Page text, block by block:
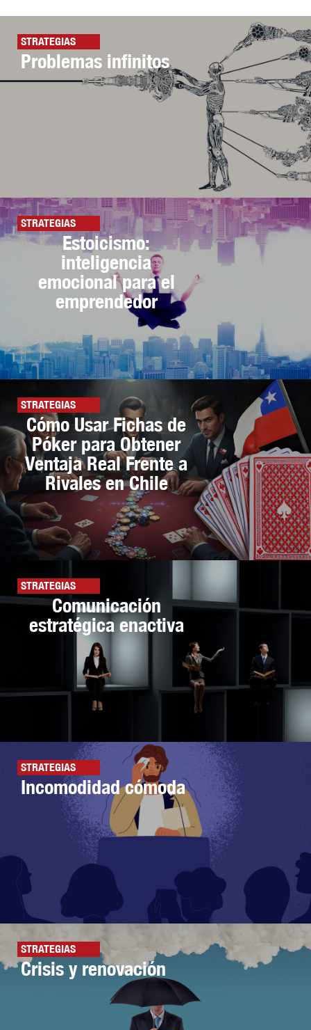
STRATEGIAS
Problemas infinitos
STRATEGIAS
Estoicismo:
inteligencia
emocional para el
emprendedor
STRATEGIAS
Cómo Usar Fichas de
Póker para Obtener
Ventaja Real Frente a
Rivales en Chile
STRATEGIAS
Comunicación
estratégica enactiva
STRATEGIAS
Incomodidad cómoda
STRATEGIAS
Crisis y renovación